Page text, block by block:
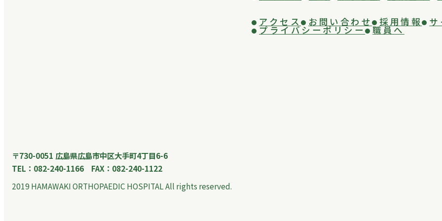
〒730-0051 広島県広島市中区大手町4丁目6-6
TEL：082-240-1166 FAX：082-240-1122
2019 HAMAWAKI ORTHOPAEDIC HOSPITAL All rights reserved.
アクセス お問い合わせ 採用情報
プライバシーポリシー 職員へ